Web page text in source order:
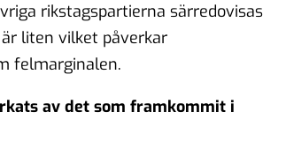
rikstagspartierna särredovisas
är liten vilket påverkar
felmarginalen.
av det som framkommit i